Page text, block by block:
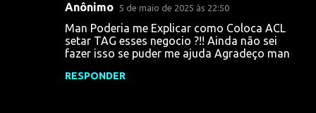
Anônimo 5 de maio de 2025 às 22:50
Man Poderia me Explicar como Coloca ACL
setar TAG esses negocio ?!! Ainda não sei
fazer isso se puder me ajuda Agradeço man
RESPONDER